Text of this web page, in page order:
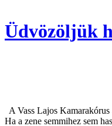
Üdvözöljük
A Vass Lajos
Ha a zene semmihez sem